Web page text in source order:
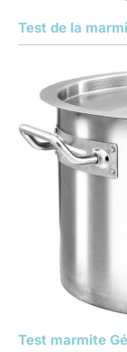
Test de la
Test marmite